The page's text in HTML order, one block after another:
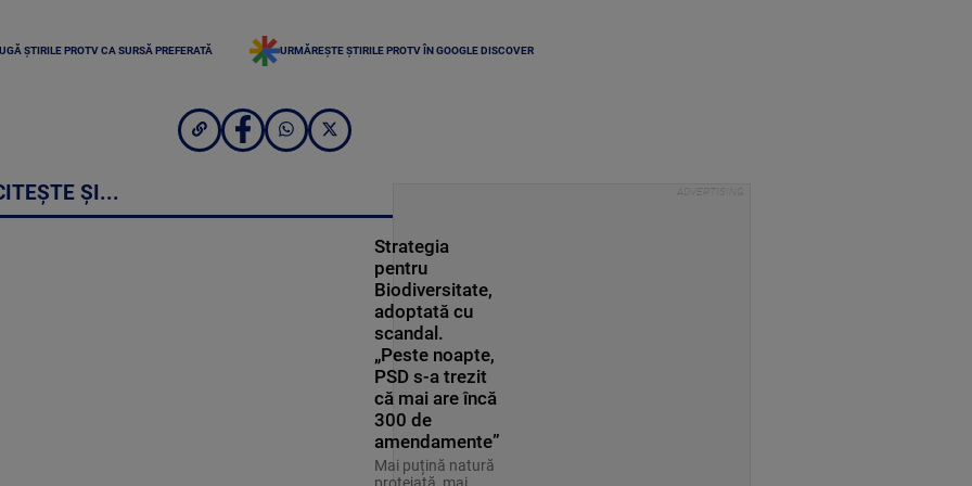
ȘTIRILE PROTV CA SURSĂ PREFERATĂ URMĂREȘTE ȘTIRILE PROTV ÎN GOOGLE DISCOVER
ȘI...
Strategia
pentru
Biodiversitate,
adoptată cu
scandal.
„Peste noapte,
PSD s-a trezit
că mai are încă
300 de
amendamente”
Mai puțină natură
protejată, mai